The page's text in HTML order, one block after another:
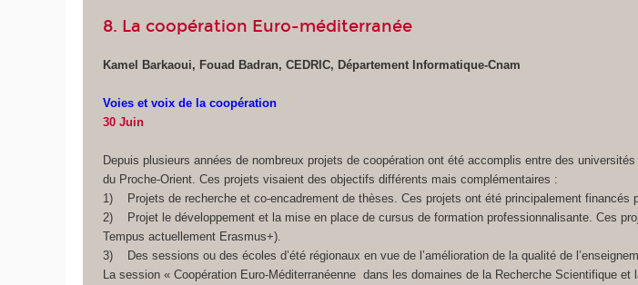
8. La coopération Euro-méditerranée
Kamel Barkaoui, Fouad Badran, CEDRIC, Département Informatique-Cnam
Voies et voix de la coopération
30 Juin
Depuis plusieurs années de nombreux projets de coopération ont été accomplis entre des
du Proche-Orient. Ces projets visaient des objectifs différents mais complémentaires :
1) Projets de recherche et co-encadrement de thèses. Ces projets ont été principalement financés
2) Projet le développement et la mise en place de cursus de formation professionnalisante. Ces
Tempus actuellement Erasmus+).
3) Des sessions ou des écoles d’été régionaux en vue de l’amélioration de la qualité de
La session « Coopération Euro-Méditerranéenne dans les domaines de la Recherche Scientifique